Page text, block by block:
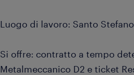
Luogo di lavoro: Santo
Si offre: contratto a tempo
Metalmeccanico D2 e ticket